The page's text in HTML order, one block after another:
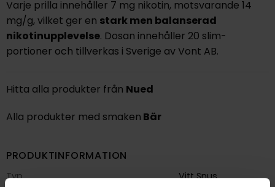
Varje prilla innehåller 7 mg nikotin, motsvarande 14
mg/g, vilket ger en stark men balanserad
nikotinupplevelse. Dosan innehåller 20 slim-
portioner och tillverkas i Sverige av Vont AB.
Hitta alla produkter från Nued
Alla produkter med smaken Bär
PRODUKTINFORMATION
Typ
Vitt Snus